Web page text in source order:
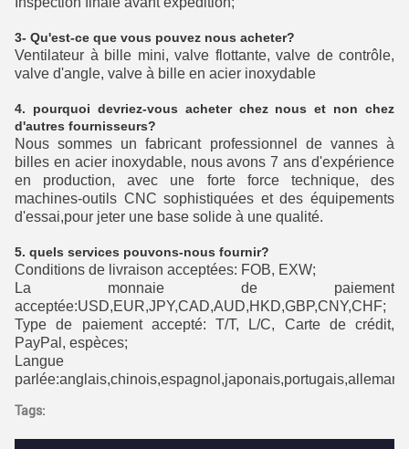
3- Qu'est-ce que vous pouvez nous acheter?
Ventilateur à bille mini, valve flottante, valve de contrôle,
valve d'angle, valve à bille en acier inoxydable
4. pourquoi devriez-vous acheter chez nous et non chez
d'autres fournisseurs?
Nous sommes un fabricant professionnel de vannes à
billes en acier inoxydable, nous avons 7 ans d'expérience
en production, avec une forte force technique, des
machines-outils CNC sophistiquées et des équipements
d'essai,pour jeter une base solide à une qualité.
5. quels services pouvons-nous fournir?
Conditions de livraison acceptées: FOB, EXW;
La monnaie de paiement
acceptée:USD,EUR,JPY,CAD,AUD,HKD,GBP,CNY,CHF;
Type de paiement accepté: T/T, L/C, Carte de crédit,
PayPal, espèces;
Langue
Tags: